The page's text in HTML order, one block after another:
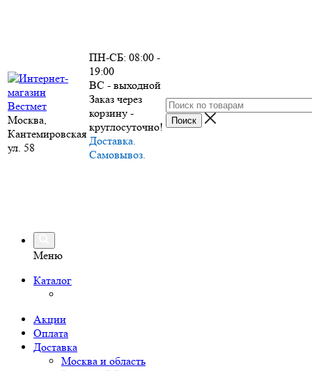
Москва,
Кантемировская
ул. 58
ПН-СБ: 08:00 -
19:00
ВС - выходной
Заказ через
корзину -
круглосуточно!
Доставка.
Самовывоз.
Меню
Каталог
Акции
Оплата
Доставка
Москва и область